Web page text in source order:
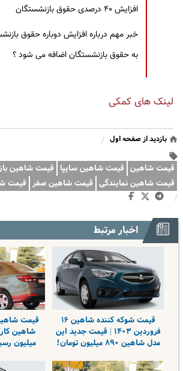
افزایش ۴۰ درصدی حقوق بازنشستگان
خبر مهم درباره افزایش دوباره حقوق
به حقوق بازنشستگان اضافه می شود ؟
لینک های کمکی
بازدید از صفحه اول /
قیمت شاهین قیمت شاهین سایپا
قیمت شاهین
قیمت شاهین نمایندگی قیمت شاهین صفر قیمت
/
اخبار مرتبط
قیمت شوکه کننده شاهین ۱۶
فروردین ۱۴۰۳ | قیمت جدید این
مدل شاهین ۸۹۰ میلیون تومان!
قیمت
میلیون